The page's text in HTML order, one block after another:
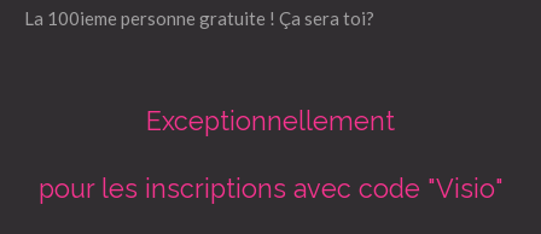
La 100ieme personne gratuite ! Ça sera toi?
Exceptionnellement
pour les inscriptions avec code "Visio"